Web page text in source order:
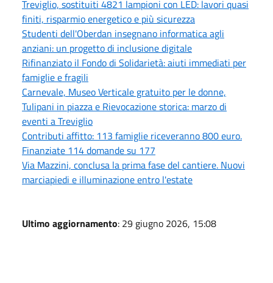
Treviglio, sostituiti 4821 lampioni con LED: lavori quasi
finiti, risparmio energetico e più sicurezza
Studenti dell'Oberdan insegnano informatica agli
anziani: un progetto di inclusione digitale
Rifinanziato il Fondo di Solidarietà: aiuti immediati per
famiglie e fragili
Carnevale, Museo Verticale gratuito per le donne,
Tulipani in piazza e Rievocazione storica: marzo di
eventi a Treviglio
Contributi affitto: 113 famiglie riceveranno 800 euro.
Finanziate 114 domande su 177
Via Mazzini, conclusa la prima fase del cantiere. Nuovi
marciapiedi e illuminazione entro l'estate
Ultimo aggiornamento: 29 giugno 2026, 15:08